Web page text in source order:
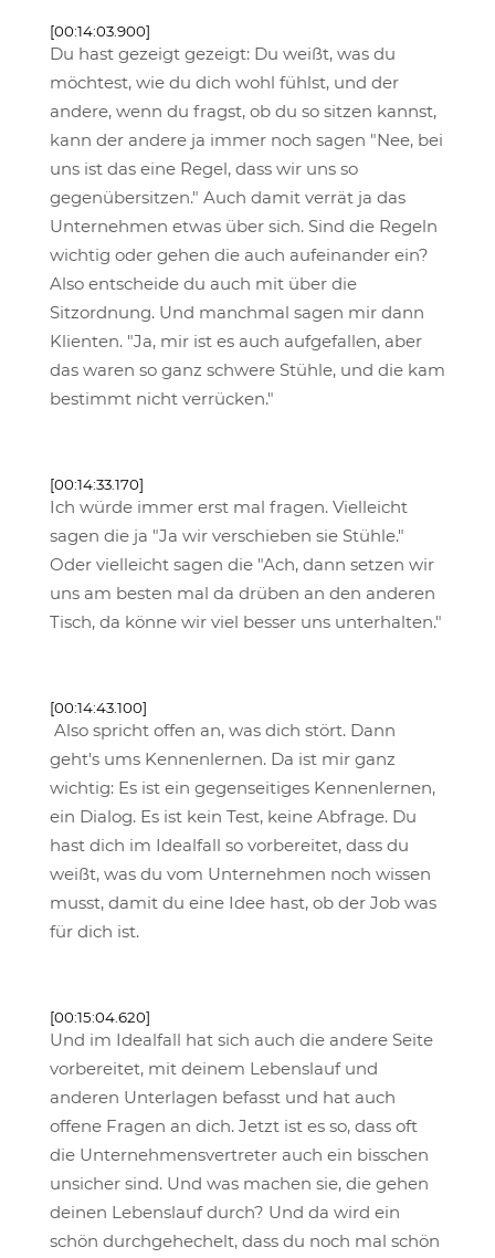
[00:14:03.900]
Du hast gezeigt gezeigt: Du weißt, was du
möchtest, wie du dich wohl fühlst, und der
andere, wenn du fragst, ob du so sitzen kannst,
kann der andere ja immer noch sagen "Nee, bei
uns ist das eine Regel, dass wir uns so
gegenübersitzen." Auch damit verrät ja das
Unternehmen etwas über sich. Sind die Regeln
wichtig oder gehen die auch aufeinander ein?
Also entscheide du auch mit über die
Sitzordnung. Und manchmal sagen mir dann
Klienten. "Ja, mir ist es auch aufgefallen, aber
das waren so ganz schwere Stühle, und die kam
bestimmt nicht verrücken."
[00:14:33.170]
Ich würde immer erst mal fragen. Vielleicht
sagen die ja "Ja wir verschieben sie Stühle."
Oder vielleicht sagen die "Ach, dann setzen wir
uns am besten mal da drüben an den anderen
Tisch, da könne wir viel besser uns unterhalten."
[00:14:43.100]
Also spricht offen an, was dich stört. Dann
geht's ums Kennenlernen. Da ist mir ganz
wichtig: Es ist ein gegenseitiges Kennenlernen,
ein Dialog. Es ist kein Test, keine Abfrage. Du
hast dich im Idealfall so vorbereitet, dass du
weißt, was du vom Unternehmen noch wissen
musst, damit du eine Idee hast, ob der Job was
für dich ist.
[00:15:04.620]
Und im Idealfall hat sich auch die andere Seite
vorbereitet, mit deinem Lebenslauf und
anderen Unterlagen befasst und hat auch
offene Fragen an dich. Jetzt ist es so, dass oft
die Unternehmensvertreter auch ein bisschen
unsicher sind. Und was machen sie, die gehen
deinen Lebenslauf durch? Und da wird ein
schön durchgehechelt, dass du noch mal schön